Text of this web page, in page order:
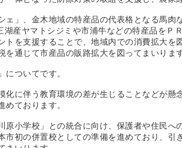
」、金木地域の特産品の代表格となる馬肉
産ヤマトシジミや市浦牛などの特産品をＰ
を支援することで、地域内での消費拡大を
通じて市産品の販路拡大を図ってまいります
ついてです。
に伴う教育環境の差が生じることなどが懸
ております。
小学校」との統合に向け、保護者や住民へ
初の併置校としての準備を進めており、引